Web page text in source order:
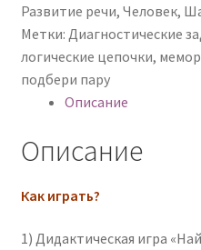
Развитие речи, Человек,
Метки: Диагностические
логические цепочки,
подбери пару
Описание
Описание
Как играть?
1) Дидактическая игра